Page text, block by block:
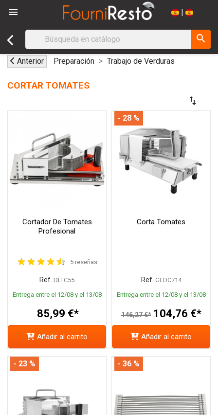
 |
search
Anterior Preparación Trabajo de Verduras
CORTAR TOMATES
swap_vert
Cortador De Tomates
Profesional
5 reseñas
Ref. DLTC55
Entrega entre el 12/08 y el 13/08
85,99 €*
Añadir al carrito
Corta Tomates
Ref. GEDC714
Entrega entre el 12/08 y el 13/08
146,27 €* 104,76 €*
- 28 %
Añadir al carrito
- 23 % - 36 %